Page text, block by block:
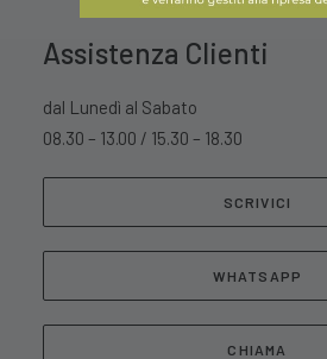
Assistenza Clienti
dal Lunedì al Sabato
08.30 – 13.00 / 15.30 – 18.30
SCRIVICI
WHATSAPP
CHIAMA